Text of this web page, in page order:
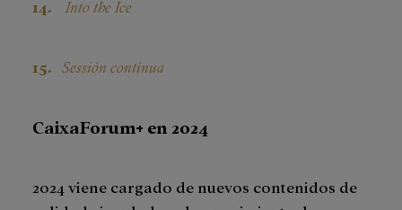
Into the Ice
Sessión contínua
CaixaForum+ en 2024
2024 viene cargado de nuevos contenidos de